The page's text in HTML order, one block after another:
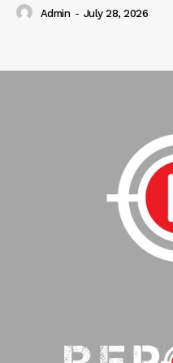
Admin - July 28, 2026